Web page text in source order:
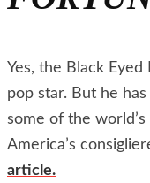
Yes, the Black
pop star. But he
some of the
America’s
article.